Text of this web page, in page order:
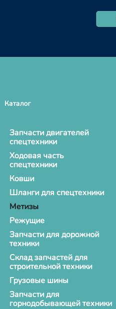
Каталог
Запчасти двигателей
спецтехники
Ходовая часть
спецтехники
Ковши
Шланги для спецтехники
Метизы
Режущие
Запчасти для дорожной
техники
Склад запчастей для
строительной техники
Грузовые шины
Запчасти для
горнодобывающей техники